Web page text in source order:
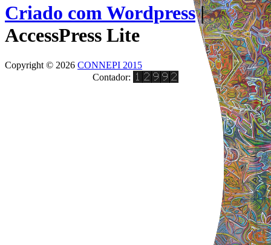
Criado com Wordpress |
AccessPress Lite
Copyright © 2026 CONNEPI 2015
Contador: